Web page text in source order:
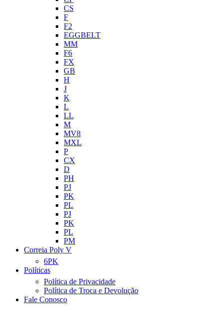
CS
F
F2
EGGBELT
MM
F6
FX
GB
H
J
K
L
LL
M
MV8
MXL
P
CX
D
PH
PJ
PK
PL
PJ
PK
PL
PM
Correia Poly V
6PK
Políticas
Política de Privacidade
Política de Troca e Devolução
Fale Conosco